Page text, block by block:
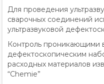
Для проведения
сварочных соединений
ультразвуковой
Контроль проникающими
дефектоскопическим
расходных материалов
“Chemie”